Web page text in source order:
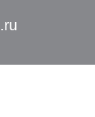
.ru